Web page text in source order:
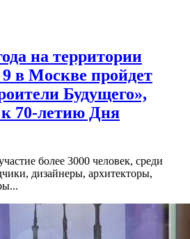
на территории
в Москве пройдет
Будущего»,
70-летию Дня
более 3000 человек, среди
дизайнеры, архитекторы,